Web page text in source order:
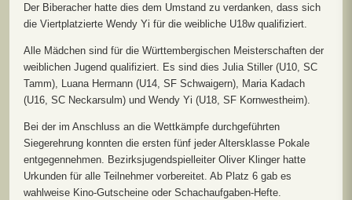
Der Biberacher hatte dies dem Umstand zu verdanken, dass sich
die Viertplatzierte Wendy Yi für die weibliche U18w qualifiziert.
Alle Mädchen sind für die Württembergischen Meisterschaften der
weiblichen Jugend qualifiziert. Es sind dies Julia Stiller (U10, SC
Tamm), Luana Hermann (U14, SF Schwaigern), Maria Kadach
(U16, SC Neckarsulm) und Wendy Yi (U18, SF Kornwestheim).
Bei der im Anschluss an die Wettkämpfe durchgeführten
Siegerehrung konnten die ersten fünf jeder Altersklasse Pokale
entgegennehmen. Bezirksjugendspielleiter Oliver Klinger hatte
Urkunden für alle Teilnehmer vorbereitet. Ab Platz 6 gab es
wahlweise Kino-Gutscheine oder Schachaufgaben-Hefte.